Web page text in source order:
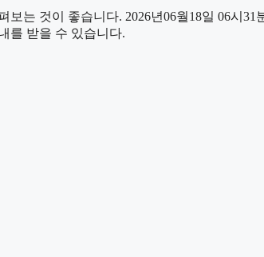
는 것이 좋습니다. 2026년06월18일 06시
를 받을 수 있습니다.